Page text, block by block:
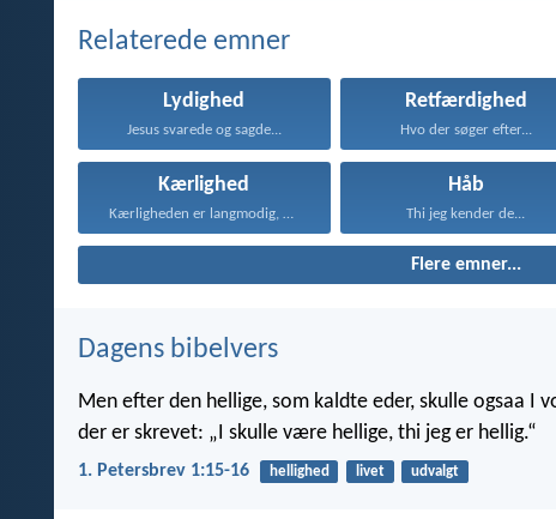
Relaterede emner
Lydighed
Jesus svarede og sagde...
Retfærdighed
Hvo der søger efter...
Kærlighed
Kærligheden er langmodig, er...
Håb
Thi jeg kender de...
Flere emner...
Dagens bibelvers
Men efter den hellige, som kaldte eder, skulle ogsaa I
der er skrevet: „I skulle være hellige, thi jeg er hellig.“
1. Petersbrev 1:15-16 hellighed livet udvalgt